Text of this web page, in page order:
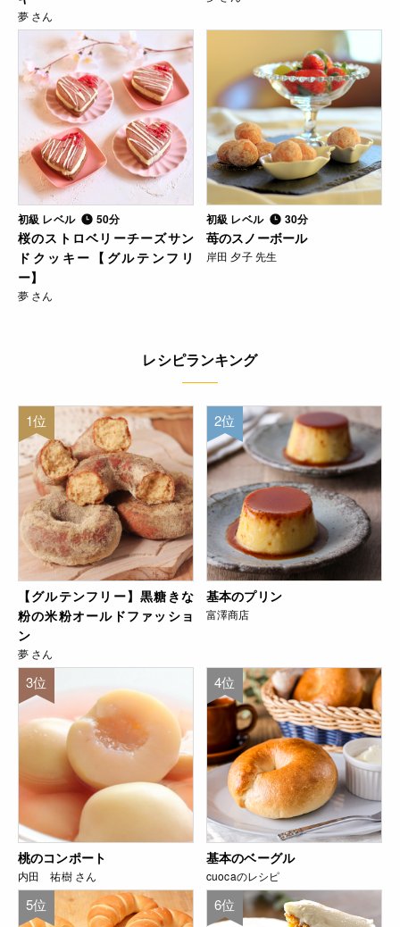
夢 さん
初級 レベル 50分
桜のストロベリーチーズサン
ドクッキー【グルテンフリ
ー】
夢 さん
初級 レベル 30分
苺のスノーボール
岸田 夕子 先生
レシピランキング
1位
【グルテンフリー】黒糖きな
粉の米粉オールドファッショ
ン
夢 さん
2位
基本のプリン
富澤商店
3位
桃のコンポート
内田 祐樹 さん
4位
基本のベーグル
cuocaのレシピ
5位 6位